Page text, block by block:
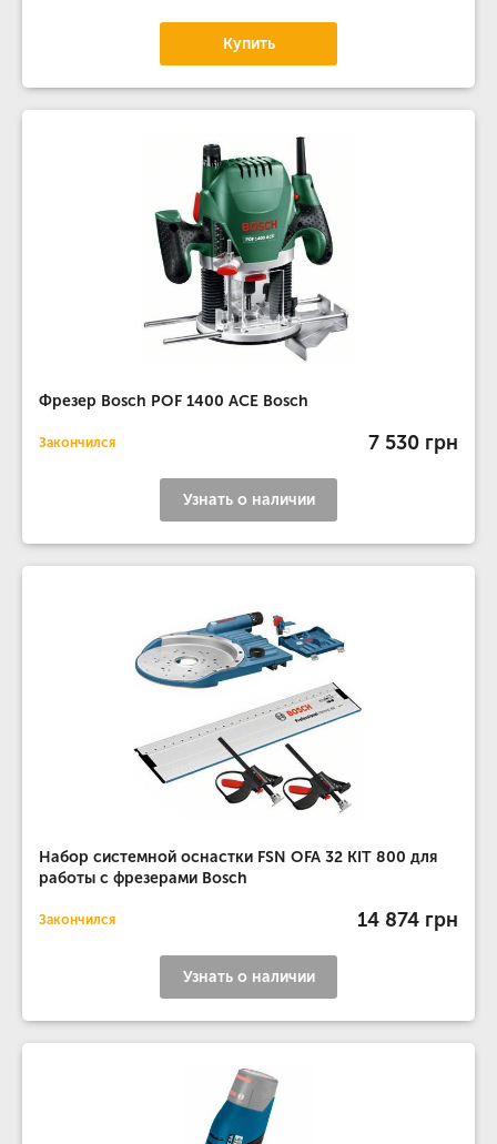
Купить
Фрезер Bosch POF 1400 ACE Bosch
Закончился 7 530 грн
Узнать о наличии
Набор системной оснастки FSN OFA 32 KIT 800 для
работы с фрезерами Bosch
Закончился 14 874 грн
Узнать о наличии